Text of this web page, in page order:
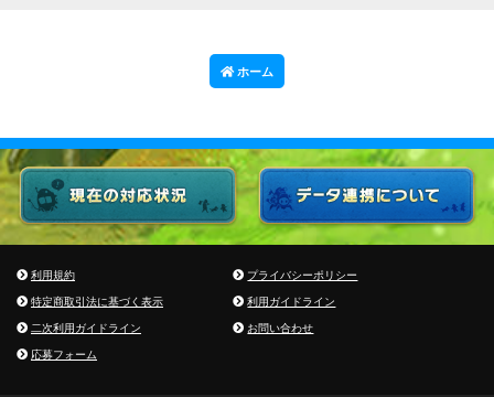
ホーム
利用規約
プライバシーポリシー
特定商取引法に基づく表示
利用ガイドライン
二次利用ガイドライン
お問い合わせ
応募フォーム